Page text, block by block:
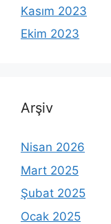
Kasım 2023
Ekim 2023
Arşiv
Nisan 2026
Mart 2025
Şubat 2025
Ocak 2025